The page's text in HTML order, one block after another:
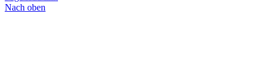
Nach oben